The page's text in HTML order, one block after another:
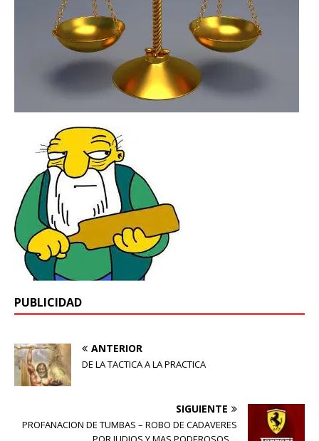
PUBLICIDAD
ANTERIOR
DE LA TACTICA A LA PRACTICA
SIGUIENTE
PROFANACION DE TUMBAS – ROBO DE CADAVERES